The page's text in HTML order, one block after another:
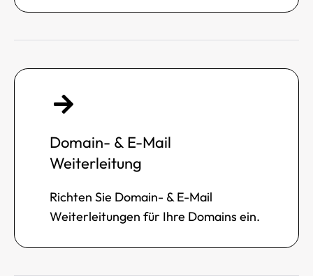
Domain- & E-Mail
Weiterleitung
Richten Sie Domain- & E-Mail
Weiterleitungen für Ihre Domains ein.